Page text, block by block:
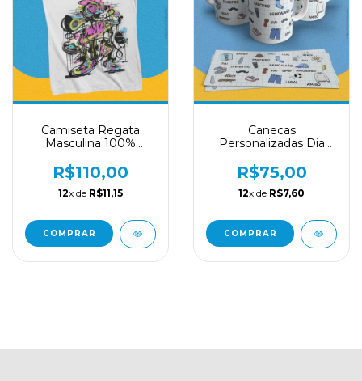
Camiseta Regata
Masculina 100%
Personalizada
R$110,00
12x de R$11,15
COMPRAR
Canecas
Personalizadas Dia
Únicas
R$75,00
12x de R$7,60
COMPRAR